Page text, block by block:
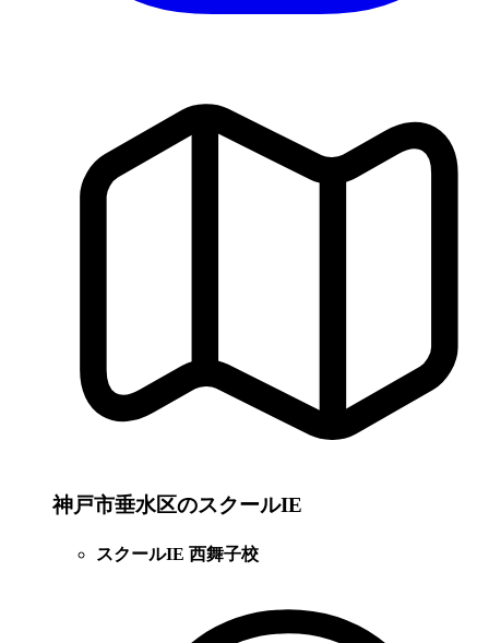
神戸市垂水区のスクールIE
スクールIE 西舞子校